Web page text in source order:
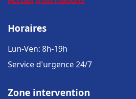
Horaires
Lun-Ven: 8h-19h
Service d'urgence 24/7
Zone intervention